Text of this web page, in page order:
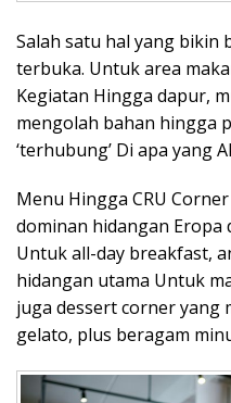
Salah satu hal yang bikin
terbuka. Untuk area
Kegiatan Hingga dapur,
mengolah bahan hingga
‘terhubung’ Di apa yang
Menu Hingga CRU
dominan hidangan Eropa
Untuk all-day breakfast,
hidangan utama Untuk
juga dessert corner yang
gelato, plus beragam